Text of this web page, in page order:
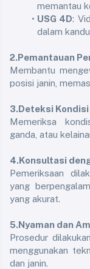
memantau
USG 4D:
dalam
2.Pemantauan
Membantu
posisi janin,
3.Deteksi
Memeriksa
ganda, atau
4.Konsultasi
Pemeriksaan
yang
yang akurat.
5.Nyaman dan
Prosedur
menggunakan
dan janin.